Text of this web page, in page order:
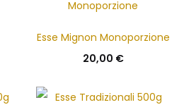
Esse Mignon Monoporzione
20,00 €